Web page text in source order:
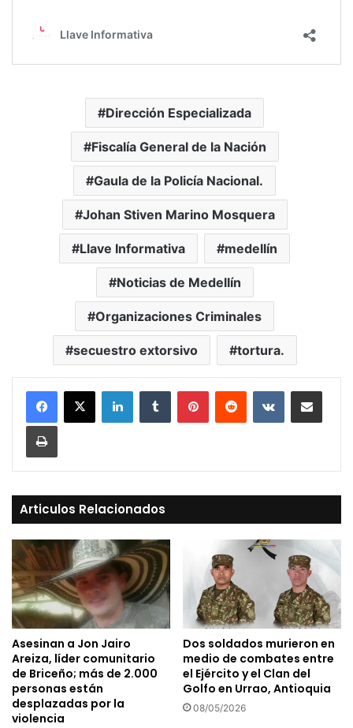
Dirección Especializada
Fiscalía General de la Nación
Gaula de la Policía Nacional.
Johan Stiven Marino Mosquera
Llave Informativa medellín
Noticias de Medellín
Organizaciones Criminales
secuestro extorsivo tortura.
LinkedInTumblr PinterestReddit VKontakteCompartir vía Mail
Print
Articulos Relacionados
Asesinan a Jon Jairo
Areiza, líder comunitario
de Briceño; más de 2.000
personas están
desplazadas por la
violencia
Dos soldados murieron en
medio de combates entre
el Ejército y el Clan del
Golfo en Urrao, Antioquia
08/05/2026